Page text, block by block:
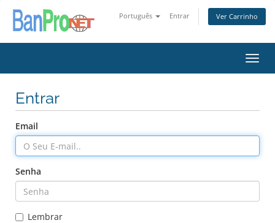
Português Entrar Ver Carrinho
Entrar
Email
Senha
Lembrar